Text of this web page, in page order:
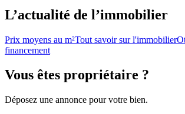
L’actualité de l’immobilier
Prix moyens au m²Tout savoir sur l'immobilier
financement
Vous êtes propriétaire ?
Déposez une annonce pour votre bien.